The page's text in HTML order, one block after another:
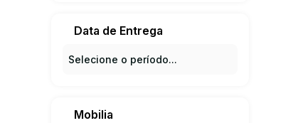
Data de Entrega
Mobilia